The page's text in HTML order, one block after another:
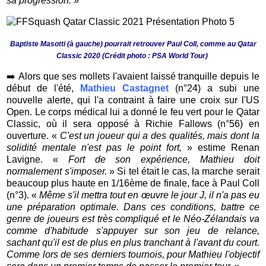
Baptiste Masotti (à gauche) pourrait retrouver Paul Coll, comme au Qatar
Classic 2020 (Crédit photo : PSA World Tour)
➡️ Alors que ses mollets l'avaient laissé tranquille depuis le
début de l'été,
Mathieu Castagnet (n°24) a subi une
nouvelle alerte, qui l'a contraint à faire une croix sur l'US
Open. Le corps médical lui a donné le feu vert pour le Qatar
Classic, où il sera opposé à Richie Fallows (n°56) en
ouverture. « C'est un joueur qui a des qualités, mais dont la
solidité mentale n'est pas le point fort, » estime Renan
Lavigne. « Fort de son expérience, Mathieu doit
normalement s'imposer. » Si tel était le cas, la marche serait
beaucoup plus haute en 1/16ème de finale, face à Paul Coll
(n°3). «Même s'il mettra tout en œuvre le jour J, il n'a pas eu
une préparation optimale. Dans ces conditions, battre ce
genre de joueurs est très compliqué et le Néo-Zélandais va
comme d'habitude s'appuyer sur son jeu de relance,
sachant qu'il est de plus en plus tranchant à l'avant du court.
Comme lors de ses derniers tournois, pour Mathieu l'objectif